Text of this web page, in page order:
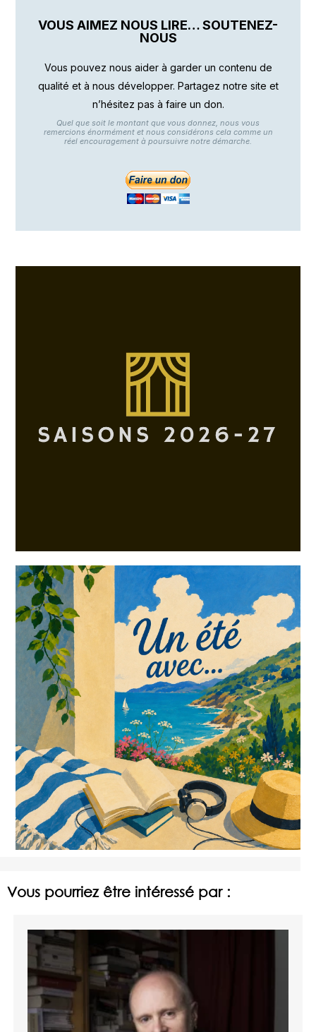
VOUS AIMEZ NOUS LIRE… SOUTENEZ-
NOUS
Vous pouvez nous aider à garder un contenu de
qualité et à nous développer. Partagez notre site et
n’hésitez pas à faire un don.
Quel que soit le montant que vous donnez, nous vous
remercions énormément et nous considérons cela comme un
réel encouragement à poursuivre notre démarche.
Vous pourriez être intéressé par :